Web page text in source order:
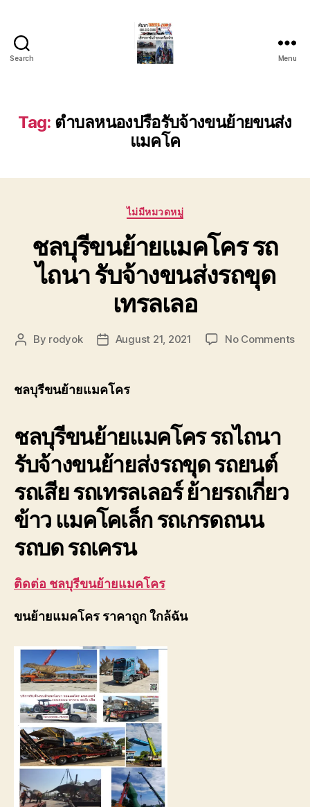
Search
ลาก
รถ
สไลด์
24
ติดต่อ
0802220366
Menu
Tag: ตำบลหนองปรือรับจ้างขนย้ายขนส่ง
แมคโค
Categories
ไม่มีหมวดหมู่
ชลบุรีขนย้ายแมคโคร รถ
ไถนา รับจ้างขนส่งรถขุด
เทรลเลอ
Post
By rodyok
PostAugust 21, 2021 No Commentson
ชลบุรีขนย้ายแมคโคร
ชลบุรีขนย้ายแมคโคร รถไถนา
รับจ้างขนย้ายส่งรถขุด รถยนต์
รถเสีย รถเทรลเลอร์ ย้ายรถเกี่ยว
ข้าว แมคโคเล็ก รถเกรดถนน
รถบด รถเครน
ติดต่อ ชลบุรีขนย้ายแมคโคร
ขนย้ายแมคโคร ราคาถูก ใกล้ฉัน